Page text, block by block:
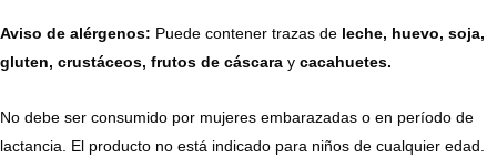
Aviso de alérgenos: Puede contener trazas de leche, huevo, soja,
gluten, crustáceos, frutos de cáscara y cacahuetes.
No debe ser consumido por mujeres embarazadas o en período de
lactancia. El producto no está indicado para niños de cualquier edad.